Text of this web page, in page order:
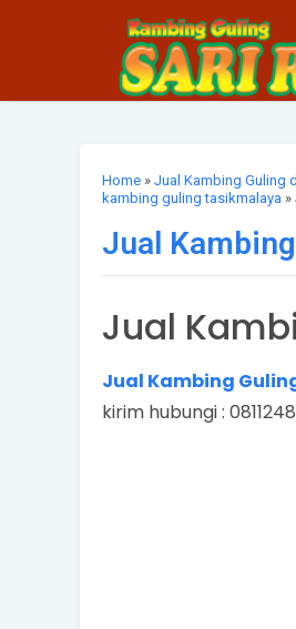
Home » Jual Kambing Guling
kambing guling tasikmalaya
Jual
Jual
Jual Kambing
kirim hubungi :